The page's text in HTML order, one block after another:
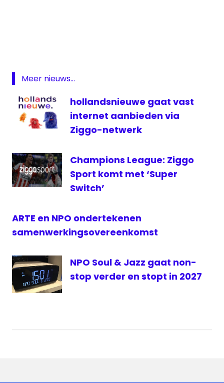
NPO
Telefilm
Telefilms
Meer nieuws...
hollandsnieuwe gaat vast
internet aanbieden via
Ziggo-netwerk
Champions League: Ziggo
Sport komt met ‘Super
Switch’
ARTE en NPO ondertekenen
samenwerkingsovereenkomst
NPO Soul & Jazz gaat non-
stop verder en stopt in 2027